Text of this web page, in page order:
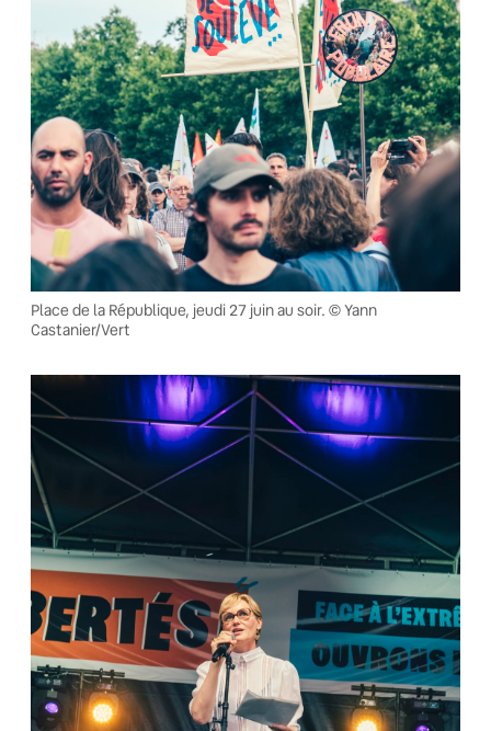
Place de la République, jeudi 27 juin au soir. © Yann
Castanier/Vert